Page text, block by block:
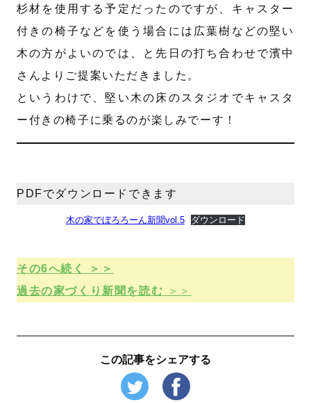
杉材を使用する予定だったのですが、キャスター
付きの椅子などを使う場合には広葉樹などの堅い
木の方がよいのでは、と先日の打ち合わせで濱中
さんよりご提案いただきました。
というわけで、堅い木の床のスタジオでキャスタ
ー付きの椅子に乗るのが楽しみでーす！
PDFでダウンロードできます
木の家でぼろろーん新聞vol.5 ダウンロード
その6へ続く ＞＞
過去の家づくり新聞を読む ＞＞
この記事をシェアする